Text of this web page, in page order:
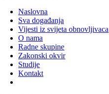
Naslovna
Sva događanja
Vijesti iz svijeta obnovljivaca
O nama
Radne skupine
Zakonski okvir
Studije
Kontakt